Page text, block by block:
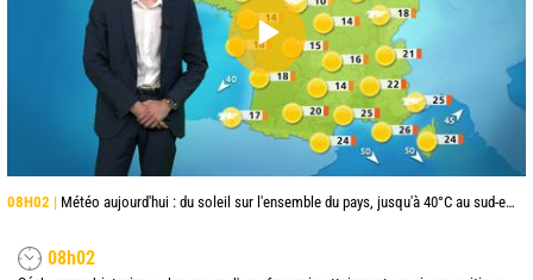
08H02 | Météo aujourd'hui : du soleil sur l'ensemble du pays, jusqu'à 40°C au sud-est
08h02